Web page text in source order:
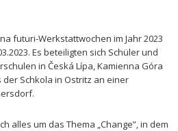
futuri-Werkstattwochen im Jahr 2023
Es beteiligten sich Schüler und
in Česká Lípa, Kamienna Góra
Schkola in Ostritz an einer
alles um das Thema „Change”, in dem